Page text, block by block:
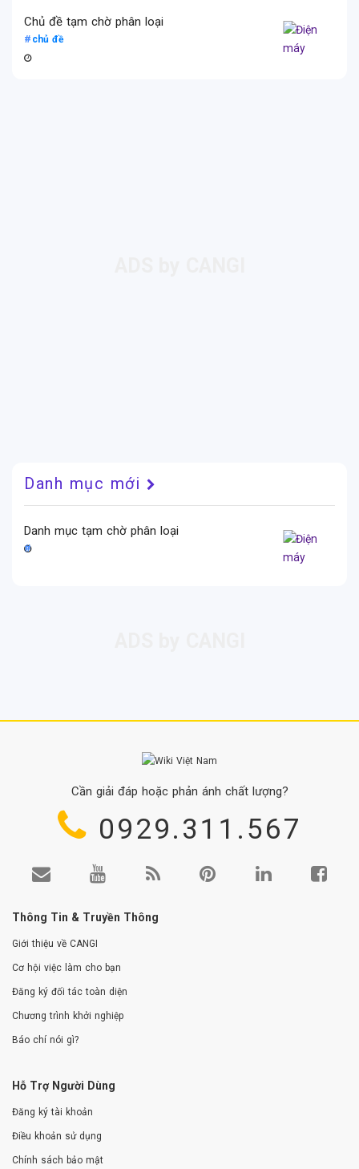
Chủ đề tạm chờ phân loại
chủ đề
Danh mục mới
Danh mục tạm chờ phân loại
Cần giải đáp hoặc phản ánh chất lượng?
0929.311.567
Thông Tin & Truyền Thông
Giới thiệu về CANGI
Cơ hội việc làm cho bạn
Đăng ký đối tác toàn diện
Chương trình khởi nghiệp
Báo chí nói gì?
Hỗ Trợ Người Dùng
Đăng ký tài khoản
Điều khoản sử dụng
Chính sách bảo mật